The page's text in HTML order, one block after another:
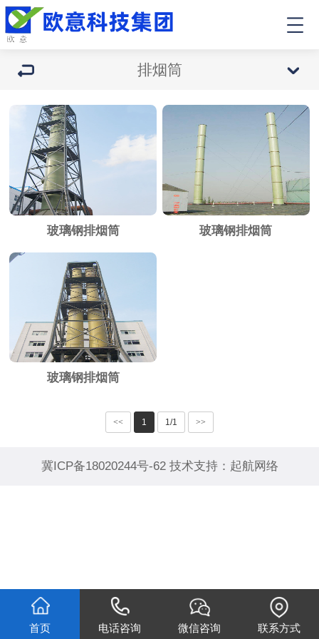
排烟筒
玻璃钢排烟筒 玻璃钢排烟筒
玻璃钢排烟筒
<< 1 1/1 >>
冀ICP备18020244号-62技术支持： 起航网络
首页 电话咨询 微信咨询 联系方式